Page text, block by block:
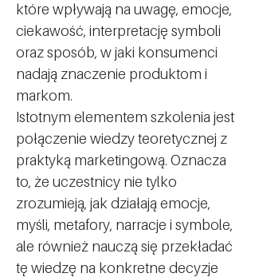
które wpływają na uwagę, emocje,
ciekawość, interpretację symboli
oraz sposób, w jaki konsumenci
nadają znaczenie produktom i
markom.
Istotnym elementem szkolenia jest
połączenie wiedzy teoretycznej z
praktyką marketingową. Oznacza
to, że uczestnicy nie tylko
zrozumieją, jak działają emocje,
myśli, metafory, narracje i symbole,
ale również nauczą się przekładać
tę wiedzę na konkretne decyzje